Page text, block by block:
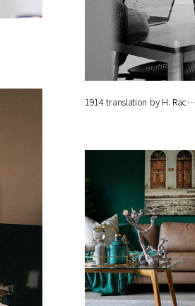
1914 translation by H. Rac…